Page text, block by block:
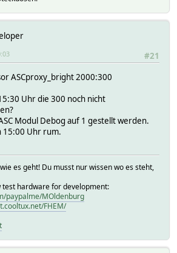
2024-11-24 09:30:02 windMode off
#21
ASCproxy_bright 2000:300
Uhr die 300 noch nicht
Modul Debog auf 1 gestellt werden.
15:00 Uhr rum.
es geht! Du musst nur wissen wo es steht,
test hardware for development:
paypalme/MOldenburg
FHEM/